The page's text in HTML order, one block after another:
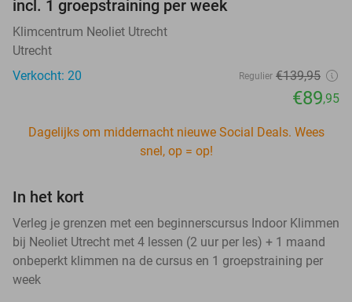
incl. 1 groepstraining per week
Klimcentrum Neoliet Utrecht
Utrecht
Verkocht: 20
Regulier €139,95
€89,95
Dagelijks om middernacht nieuwe Social Deals. Wees
snel, op = op!
In het kort
Verleg je grenzen met een beginnerscursus Indoor Klimmen
bij Neoliet Utrecht met 4 lessen (2 uur per les) + 1 maand
onbeperkt klimmen na de cursus en 1 groepstraining per
week